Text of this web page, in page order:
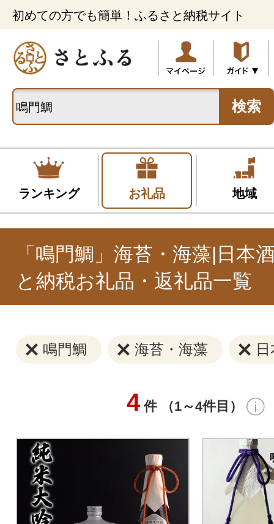
初めての方でも簡単！ふるさと納税サイト
検索
ランキング お礼品 地域
「鳴門鯛」海苔・海藻|日本
と納税お礼品・返礼品一覧
鳴門鯛 海苔・海藻
4 件 （1～4件目）